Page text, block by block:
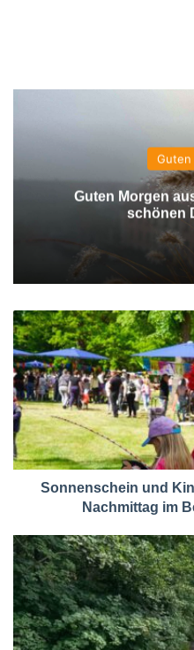
Guten
Guten Morgen
schönen
Sonnenschein und
Nachmittag im